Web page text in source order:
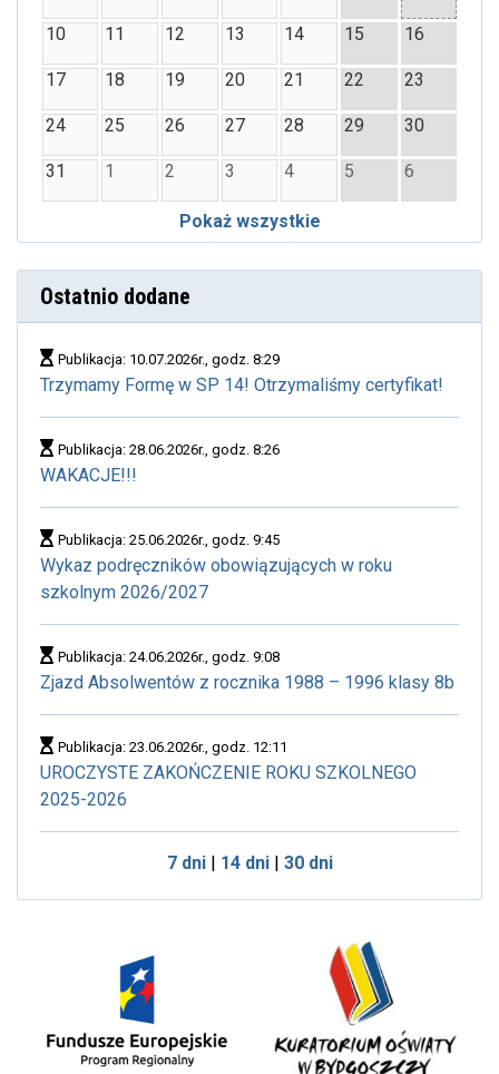
10 11 12 13 14 15 16
17 18 19 20 21 22 23
24 25 26 27 28 29 30
31 1 2 3 4 5 6
Pokaż wszystkie
Ostatnio dodane
Publikacja: 10.07.2026r., godz. 8:29
Trzymamy Formę w SP 14! Otrzymaliśmy certyfikat!
Publikacja: 28.06.2026r., godz. 8:26
WAKACJE!!!
Publikacja: 25.06.2026r., godz. 9:45
Wykaz podręczników obowiązujących w roku
szkolnym 2026/2027
Publikacja: 24.06.2026r., godz. 9:08
Zjazd Absolwentów z rocznika 1988 – 1996 klasy 8b
Publikacja: 23.06.2026r., godz. 12:11
UROCZYSTE ZAKOŃCZENIE ROKU SZKOLNEGO
2025-2026
7 dni| 14 dni| 30 dni